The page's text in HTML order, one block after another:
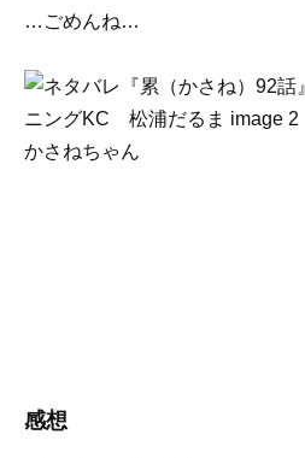
…ごめんね…
かさねちゃん
感想